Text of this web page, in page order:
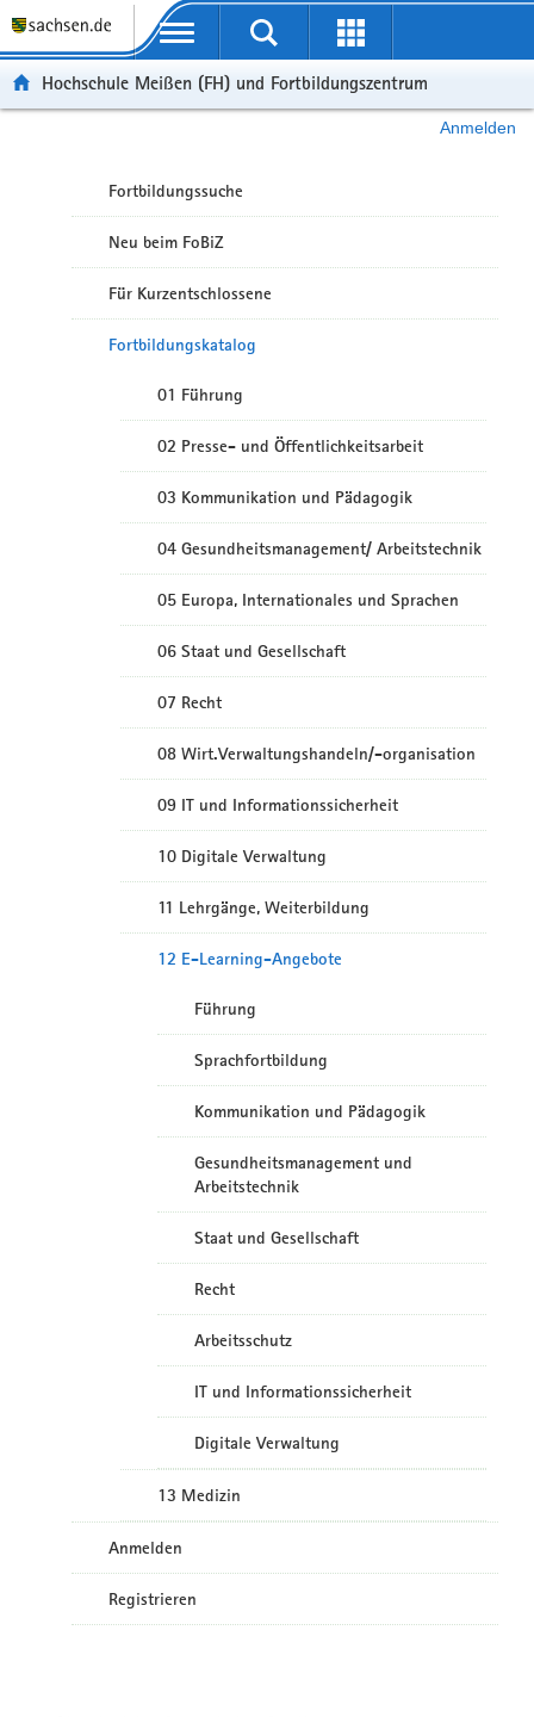
Portalübergreifende Navigation
Hochschule Meißen (FH) und Fortbildungszentrum
Anmelden
Fortbildungssuche
Neu beim FoBiZ
Für Kurzentschlossene
Fortbildungskatalog
01 Führung
02 Presse- und Öffentlichkeitsarbeit
03 Kommunikation und Pädagogik
04 Gesundheitsmanagement/ Arbeitstechnik
05 Europa, Internationales und Sprachen
06 Staat und Gesellschaft
07 Recht
08 Wirt.Verwaltungshandeln/-organisation
09 IT und Informationssicherheit
10 Digitale Verwaltung
11 Lehrgänge, Weiterbildung
12 E-Learning-Angebote
Führung
Sprachfortbildung
Kommunikation und Pädagogik
Gesundheitsmanagement und
Arbeitstechnik
Staat und Gesellschaft
Recht
Arbeitsschutz
IT und Informationssicherheit
Digitale Verwaltung
13 Medizin
Anmelden
Registrieren